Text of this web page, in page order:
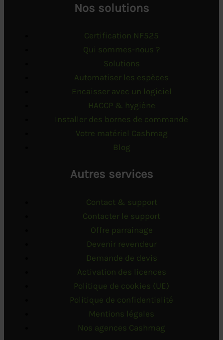
Nos solutions
Certification NF525
Qui sommes-nous ?
Solutions
Automatiser les espèces
Encaisser avec un logiciel
HACCP & hygiène
Installer des bornes de commande
Votre matériel Cashmag
Blog
Autres services
Contact & support
Contacter le support
Offre parrainage
Devenir revendeur
Demande de devis
Activation des licences
Politique de cookies (UE)
Politique de confidentialité
Mentions légales
Nos agences Cashmag